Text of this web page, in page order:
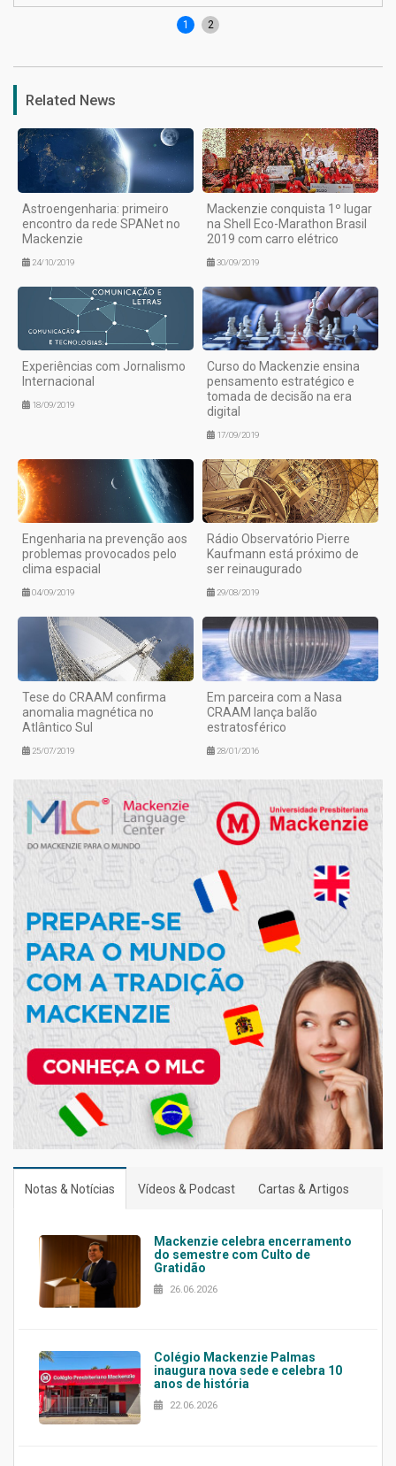
1 2
Related News
Astroengenharia: primeiro
encontro da rede SPANet no
Mackenzie
24/10/2019
Mackenzie conquista 1º lugar
na Shell Eco-Marathon Brasil
2019 com carro elétrico
30/09/2019
Experiências com Jornalismo
Internacional
18/09/2019
Curso do Mackenzie ensina
pensamento estratégico e
tomada de decisão na era
digital
17/09/2019
Engenharia na prevenção aos
problemas provocados pelo
clima espacial
04/09/2019
Rádio Observatório Pierre
Kaufmann está próximo de
ser reinaugurado
29/08/2019
Tese do CRAAM confirma
anomalia magnética no
Atlântico Sul
25/07/2019
Em parceira com a Nasa
CRAAM lança balão
estratosférico
28/01/2016
Notas & Notícias Vídeos & Podcast Cartas & Artigos
Mackenzie celebra encerramento
do semestre com Culto de
Gratidão
26.06.2026
Colégio Mackenzie Palmas
inaugura nova sede e celebra 10
anos de história
22.06.2026